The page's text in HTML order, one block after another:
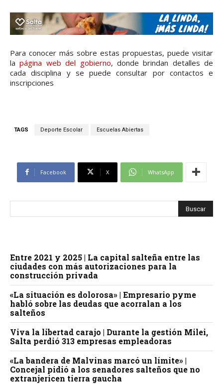
Para conocer más sobre estas propuestas, puede visitar
lapágina web del gobierno, donde brindan detalles de
cada disciplina y se puede consultar por contactos e
inscripciones
TAGS Deporte Escolar Escuelas Abiertas
Facebook X WhatsApp
Entre 2021 y 2025 | La capital salteña entre las
ciudades con más autorizaciones para la
construcción privada
«La situación es dolorosa» | Empresario pyme
habló sobre las deudas que acorralan a los
salteños
Viva la libertad carajo | Durante la gestión Milei,
Salta perdió 313 empresas empleadoras
«La bandera de Malvinas marcó un límite» |
Concejal pidió a los senadores salteños que no
extranjericen tierra gaucha